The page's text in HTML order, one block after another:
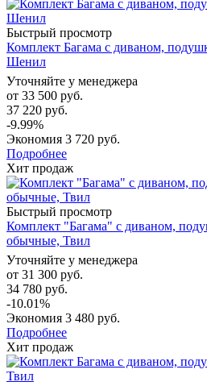
Быстрый просмотр
Комплект Багама с диваном,
Шенил
Уточняйте у менеджера
от 33 500 руб.
37 220 руб.
-9.99%
Экономия 3 720 руб.
Подробнее
Хит продаж
Быстрый просмотр
Комплект "Багама" с диваном,
обычные, Твил
Уточняйте у менеджера
от 31 300 руб.
34 780 руб.
-10.01%
Экономия 3 480 руб.
Подробнее
Хит продаж